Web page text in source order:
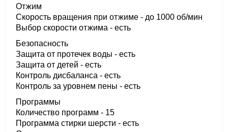
Отжим
Скорость вращения при отжиме - до 1000 об/мин
Выбор скорости отжима - есть
Безопасность
Защита от протечек воды - есть
Защита от детей - есть
Контроль дисбаланса - есть
Контроль за уровнем пены - есть
Программы
Количество программ - 15
Программа стирки шерсти - есть